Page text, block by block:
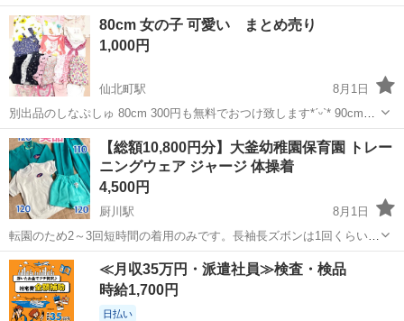
取り期限について ・引き取りは 「決済の翌々日」以降 にお願いしま
す。 （当日・翌日の指定はできません） ・原則として 決済後2週
間...
岩手 盛岡市 盛岡駅 マタニティ用品 場所
80cm 女の子 可愛い まとめ売り
1,000円
仙北町駅
8月1日
別出品のしなぷしゅ 80cm 300円も無料でおつけ致します*ˊᵕˋ* 90cmも
少し入ってますが小さめでしたので、80cmの時に着てました*ˊᵕˋ* 子ど
もが使用した物にご理解ある方のみ宜しくお願い致します◡̈⃝⋆*...
岩手 盛岡市 仙北町駅 ベビー用品 子ども
【総額10,800円分】大釜幼稚園保育園 トレー
ニングウェア ジャージ 体操着
4,500円
厨川駅
8月1日
転園のため2～3回短時間の着用のみです。長袖長ズボンは1回くらいし
か着てないかも知れません。 半そでTシャツはゼッケンを縫いつけた
針穴がありますが、またゼッケンを付けることになるので問題ないか
と思います。 とても綺麗な状...
岩手 盛岡市 厨川駅 キッズ用品 トレーニングウェア
≪月収35万円・派遣社員≫検査・検品
時給1,700円
日払い